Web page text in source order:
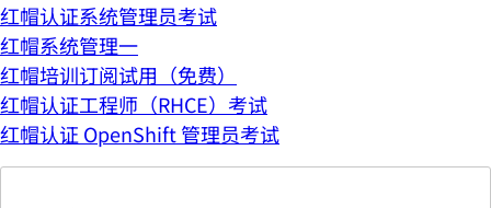
红帽认证系统管理员考试
红帽系统管理一
红帽培训订阅试用（免费）
红帽认证工程师（RHCE）考试
红帽认证 OpenShift 管理员考试